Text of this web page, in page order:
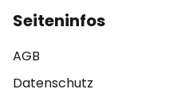
Seiteninfos
AGB
Datenschutz